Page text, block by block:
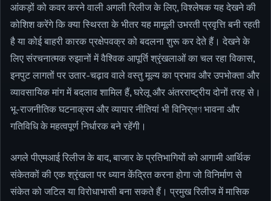
आंकड़ों को कवर करने वाली अगली रिलीज के लिए, विश्लेषक यह देखने की
कोशिश करेंगे कि क्या स्थिरता के भीतर यह मामूली उभरती प्रवृत्ति बनी रहती
है या कोई बाहरी कारक प्रक्षेपवक्र को बदलना शुरू कर देते हैं। देखने के
लिए संरचनात्मक रुझानों में वैश्विक आपूर्ति श्रृंखलाओं का चल रहा विकास,
इनपुट लागतों पर उतार-चढ़ाव वाले वस्तु मूल्य का प्रभाव और उपभोक्ता और
व्यावसायिक मांग में बदलाव शामिल हैं, घरेलू और अंतरराष्ट्रीय दोनों तरह से।
भू-राजनीतिक घटनाक्रम और व्यापार नीतियां भी विनिर्মাণ भावना और
गतिविधि के महत्वपूर्ण निर्धारक बने रहेंगी।
अगले पीएमआई रिलीज के बाद, बाजार के प्रतिभागियों को आगामी आर्थिक
संकेतकों की एक श्रृंखला पर ध्यान केंद्रित करना होगा जो विनिर्माण से
संकेत को जटिल या विरोधाभासी बना सकते हैं। प्रमुख रिलीज में मासिक